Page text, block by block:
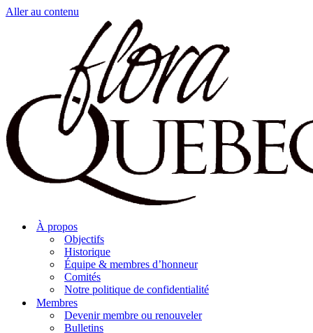
Aller au contenu
À propos
Objectifs
Historique
Équipe & membres d’honneur
Comités
Notre politique de confidentialité
Membres
Devenir membre ou renouveler
Bulletins